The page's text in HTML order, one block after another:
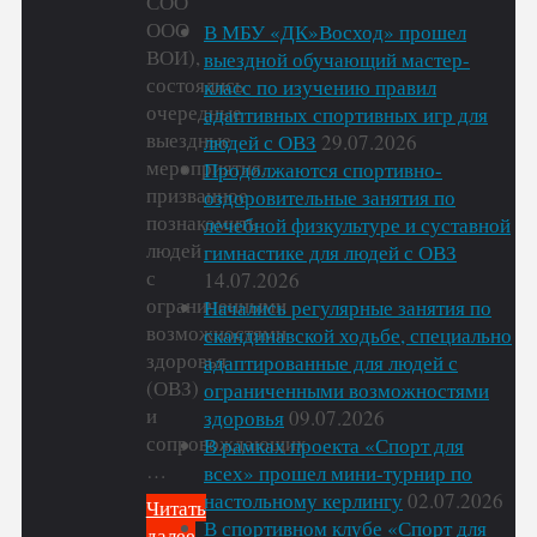
ООО
ВОИ),
состоялись
очередные
выездные
мероприятия,
призванное
познакомить
людей
с
ограниченными
возможностями
здоровья
(ОВЗ)
и
сопровождающих
…
Читать
В МБУ «ДК»Восход» прошел
выездной обучающий мастер-
класс по изучению правил
адаптивных спортивных игр для
людей с ОВЗ 29.07.2026
Продолжаются спортивно-
оздоровительные занятия по
лечебной физкультуре и суставной
гимнастике для людей с ОВЗ
14.07.2026
Начались регулярные занятия по
скандинавской ходьбе, специально
адаптированные для людей с
ограниченными возможностями
здоровья09.07.2026
В рамках проекта «Спорт для
всех» прошел мини-турнир по
настольному керлингу02.07.2026
В спортивном клубе «Спорт для